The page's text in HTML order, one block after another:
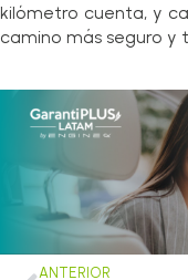
kilómetro cuenta, y
camino más seguro y
ANTERIOR